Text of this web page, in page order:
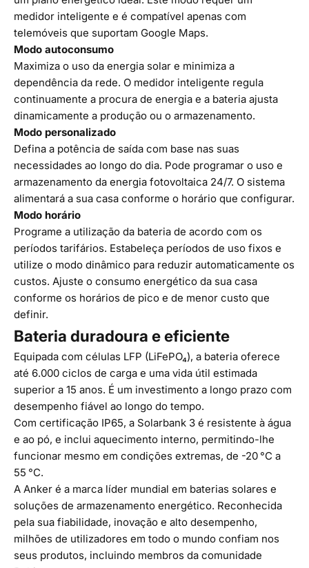
medidor inteligente e é compatível apenas com
telemóveis que suportam Google Maps.
Modo autoconsumo
Maximiza o uso da energia solar e minimiza a
dependência da rede. O medidor inteligente regula
continuamente a procura de energia e a bateria ajusta
dinamicamente a produção ou o armazenamento.
Modo personalizado
Defina a potência de saída com base nas suas
necessidades ao longo do dia. Pode programar o uso e
armazenamento da energia fotovoltaica 24/7. O sistema
alimentará a sua casa conforme o horário que configurar.
Modo horário
Programe a utilização da bateria de acordo com os
períodos tarifários. Estabeleça períodos de uso fixos e
utilize o modo dinâmico para reduzir automaticamente os
custos. Ajuste o consumo energético da sua casa
conforme os horários de pico e de menor custo que
definir.
Bateria duradoura e eficiente
Equipada com células LFP (LiFePO₄), a bateria oferece
até 6.000 ciclos de carga e uma vida útil estimada
superior a 15 anos. É um investimento a longo prazo com
desempenho fiável ao longo do tempo.
Com certificação IP65, a Solarbank 3 é resistente à água
e ao pó, e inclui aquecimento interno, permitindo-lhe
funcionar mesmo em condições extremas, de -20 °C a
55 °C.
A Anker é a marca líder mundial em baterias solares e
soluções de armazenamento energético. Reconhecida
pela sua fiabilidade, inovação e alto desempenho,
milhões de utilizadores em todo o mundo confiam nos
seus produtos, incluindo membros da comunidade